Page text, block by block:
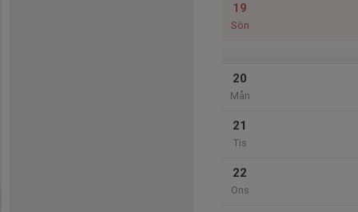
19
Sön
20
Mån
21
Tis
22
Ons